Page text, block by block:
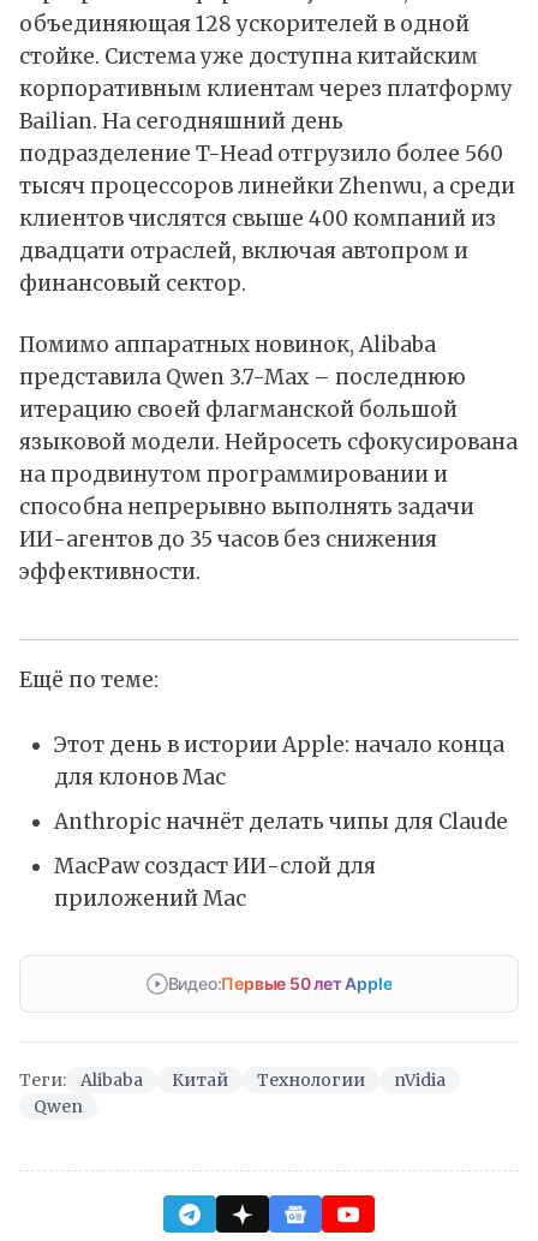
объединяющая 128 ускорителей в одной
стойке. Система уже доступна китайским
корпоративным клиентам через платформу
Bailian. На сегодняшний день
подразделение T-Head отгрузило более 560
тысяч процессоров линейки Zhenwu, а среди
клиентов числятся свыше 400 компаний из
двадцати отраслей, включая автопром и
финансовый сектор.
Помимо аппаратных новинок, Alibaba
представила Qwen 3.7-Max – последнюю
итерацию своей флагманской большой
языковой модели. Нейросеть сфокусирована
на продвинутом программировании и
способна непрерывно выполнять задачи
ИИ-агентов до 35 часов без снижения
эффективности.
Ещё по теме:
Этот день в истории Apple: начало конца
для клонов Mac
Anthropic начнёт делать чипы для Claude
MacPaw создаст ИИ-слой для
приложений Mac
Видео:Первые 50 лет Apple
Теги: Alibaba Китай Технологии
nVidia
Qwen